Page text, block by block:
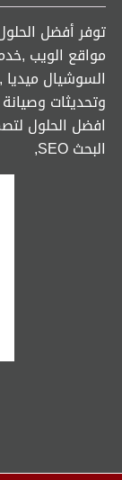
توفر أفضل
مواقع الويب
السوشيال
وتحديثات
افضل الحلول
البحث SEO,